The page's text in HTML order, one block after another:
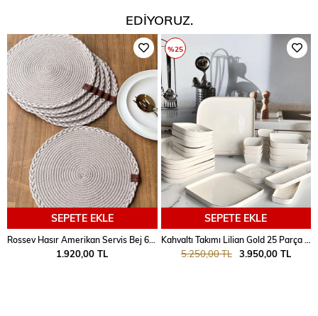
EDIYORUZ.
SEPETE EKLE
1.920,00 TL
SEPETE EKLE
3.950,00 TL
5.250,00 TL
%25